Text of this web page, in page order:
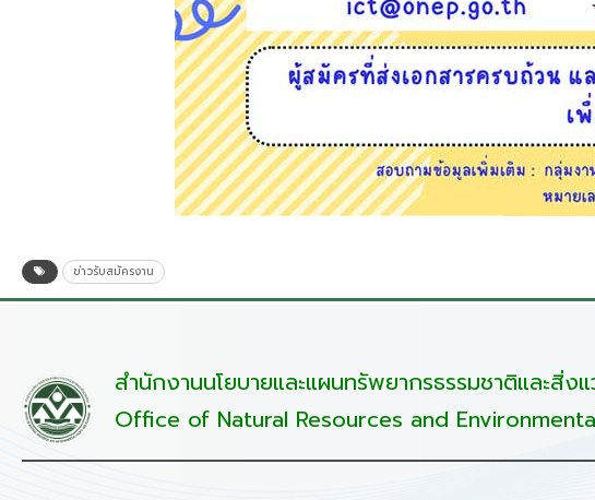
ข่าวรับสมัครงาน
สำนักงานนโยบายและแผนทรัพยากรธรรมชาติและสิ่ง
Office of Natural Resources and